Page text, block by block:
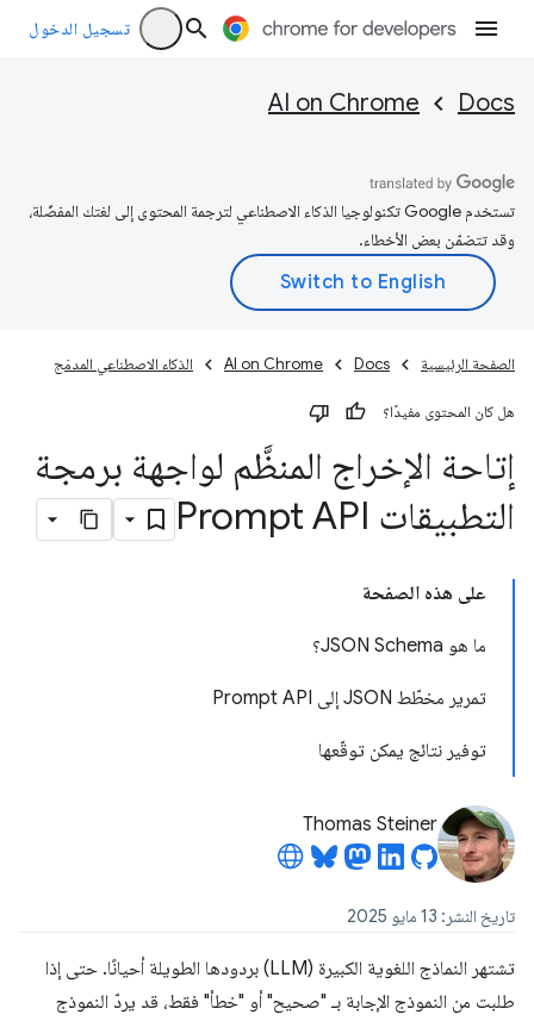
تسجيل الدخول
Docs
AI on Chrome
تستخدم Google تكنولوجيا الذكاء الاصطناعي لترجمة المحتوى إلى لغتك المفضّلة،
وقد تتضمّن بعض الأخطاء.
الصفحة الرئيسية Docs
AI on Chrome الذكاء الاصطناعي المدمَج
هل كان المحتوى مفيدًا؟
إتاحة الإخراج المنظَّم لواجهة برمجة
التطبيقات Prompt API
على هذه الصفحة
ما هو JSON Schema؟
تمرير مخطّط JSON إلى Prompt API
توفير نتائج يمكن توقّعها
Thomas Steiner
تاريخ النشر: 13 مايو 2025
تشتهر النماذج اللغوية الكبيرة (LLM) بردودها الطويلة أحيانًا. حتى إذا
طلبت من النموذج الإجابة بـ "صحيح" أو "خطأ" فقط، قد يردّ النموذج